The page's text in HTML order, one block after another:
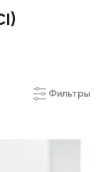
Фильтры